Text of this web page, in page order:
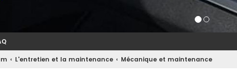
L'entretien et la maintenance Mécanique et maintenance